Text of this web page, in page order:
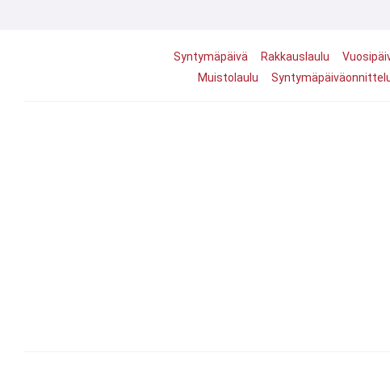
Syntymäpäivä Rakkauslaulu
Muistolaulu